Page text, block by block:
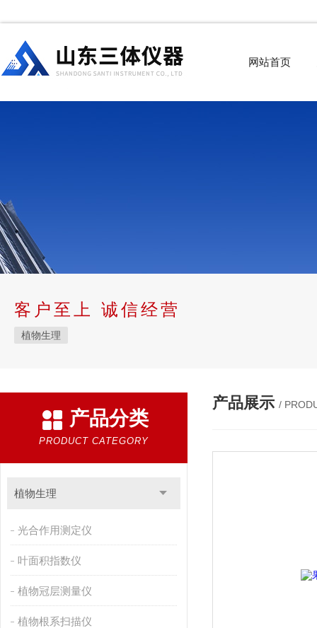
网站首页
客户至上 诚信经营
植物生理
产品分类
PRODUCT CATEGORY
植物生理
光合作用测定仪
叶面积指数仪
植物冠层测量仪
植物根系扫描仪
产品展示 /